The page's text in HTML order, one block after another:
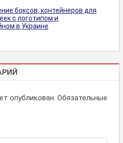
боксов, контейнеров для
с логотипом и
в Украине
опубликован. Обязательные